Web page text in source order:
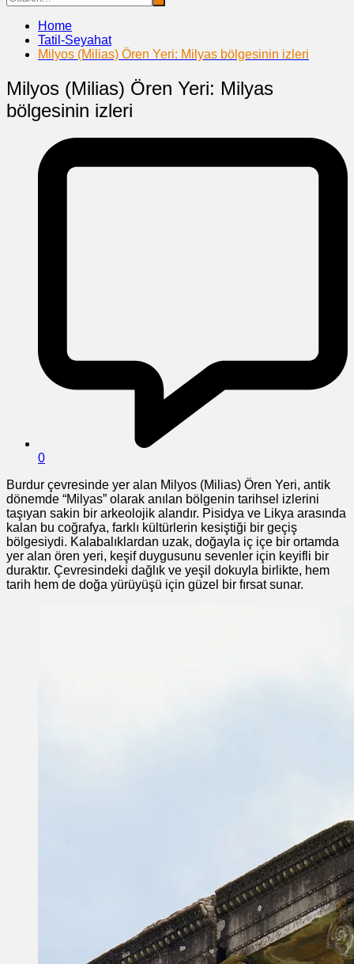
Home
Tatil-Seyahat
Milyos (Milias) Ören Yeri: Milyas bölgesinin izleri
Milyos (Milias) Ören Yeri: Milyas
bölgesinin izleri
0
Burdur çevresinde yer alan Milyos (Milias) Ören Yeri, antik
dönemde “Milyas” olarak anılan bölgenin tarihsel izlerini
taşıyan sakin bir arkeolojik alandır. Pisidya ve Likya arasında
kalan bu coğrafya, farklı kültürlerin kesiştiği bir geçiş
bölgesiydi. Kalabalıklardan uzak, doğayla iç içe bir ortamda
yer alan ören yeri, keşif duygusunu sevenler için keyifli bir
duraktır. Çevresindeki dağlık ve yeşil dokuyla birlikte, hem
tarih hem de doğa yürüyüşü için güzel bir fırsat sunar.